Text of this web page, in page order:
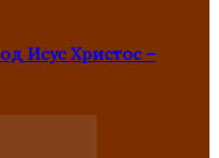
Исус Христос –